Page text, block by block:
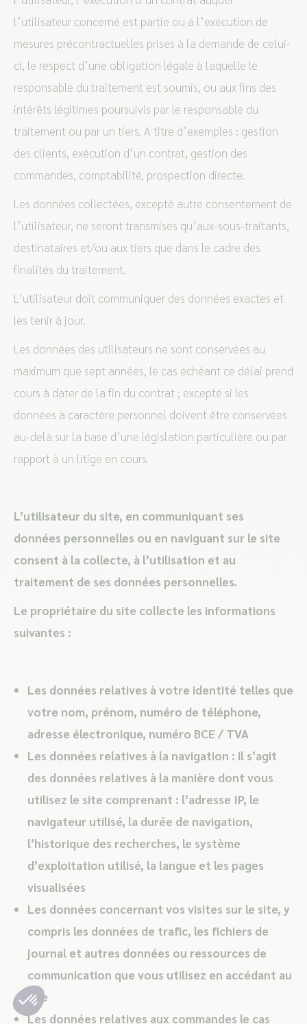
l’utilisateur concerné est partie ou à l’exécution de
mesures précontractuelles prises à la demande de celui-
ci, le respect d’une obligation légale à laquelle le
responsable du traitement est soumis, ou aux fins des
intérêts légitimes poursuivis par le responsable du
traitement ou par un tiers. A titre d’exemples : gestion
des clients, exécution d’un contrat, gestion des
commandes, comptabilité, prospection directe.
Les données collectées, excepté autre consentement de
l’utilisateur, ne seront transmises qu’aux-sous-traitants,
destinataires et/ou aux tiers que dans le cadre des
finalités du traitement.
L’utilisateur doit communiquer des données exactes et
les tenir à jour.
Les données des utilisateurs ne sont conservées au
maximum que sept années, le cas échéant ce délai prend
cours à dater de la fin du contrat ; excepté si les
données à caractère personnel doivent être conservées
au-delà sur la base d’une législation particulière ou par
rapport à un litige en cours.
L’utilisateur du site, en communiquant ses
données personnelles ou en naviguant sur le site
consent à la collecte, à l’utilisation et au
traitement de ses données personnelles.
Le propriétaire du site collecte les informations
suivantes :
Les données relatives à votre identité telles que
votre nom, prénom, numéro de téléphone,
adresse électronique, numéro BCE / TVA
Les données relatives à la navigation : il s’agit
des données relatives à la manière dont vous
utilisez le site comprenant : l’adresse IP, le
navigateur utilisé, la durée de navigation,
l’historique des recherches, le système
d’exploitation utilisé, la langue et les pages
visualisées
Les données concernant vos visites sur le site, y
compris les données de trafic, les fichiers de
journal et autres données ou ressources de
communication que vous utilisez en accédant au
site
Les données relatives aux commandes le cas